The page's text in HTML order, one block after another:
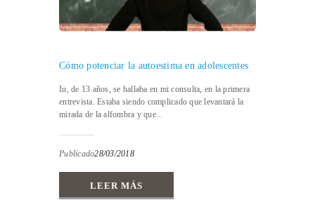
Cómo potenciar la autoestima en adolescentes
Iu, de 13 años, se hallaba en mi consulta, en la primera
entrevista. Estaba siendo complicado que levantará la
mirada de la alfombra y que...
Publicado28/03/2018
LEER MÁS